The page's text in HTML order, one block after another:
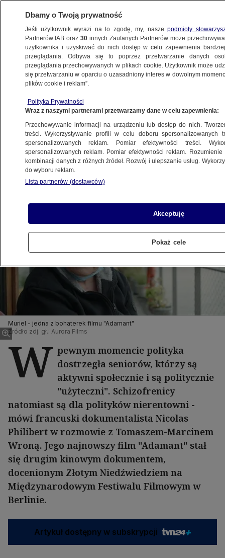
KULTURA I STYL
Partner
"politycznie nierentowne"
Tomasz-Marcin Wrona
7.10.2023, 18:04
Muriel - jedna z bohaterek filmu "Adamant"
Źródło zdj. gł.: Aurora Films
W pewnym momencie polityka
dostrzegła seniorów, którzy są
aktywni społecznie i są politycznie
"użyteczni". Schizofrenicy
natomiast są dla polityków nierentowni -
mówi francuski dokumentalista Nicolas
Philibert w rozmowie z Tomaszem-Marcinem
Wroną. Jego najnowszy film "Adamant" stał
się drugim kinowym dokumentem,
docenionym Złotym Niedźwiedziem na
Międzynarodowym Festiwalu Filmowym w
Berlinie.
Artykuł dostępny w subskrypcji
Dbamy o Twoją prywatność
Jeśli użytkownik wyrazi na to zgodę, my, naszepodmioty
Partnerów IAB oraz30 innych Zaufanych Partnerów może
użytkownika i uzyskiwać do nich dostęp w celu zapewnienia
przeglądania. Odbywa się to poprzez przetwarzanie danych
przeglądania przechowywanych w plikach cookie. Użytkownik może
się przetwarzaniu w oparciu o uzasadniony interes w dowolnym
plików cookie i reklam”.
Polityka Prywatności
Wraz z naszymi partnerami przetwarzamy dane w celu zapewnienia:
Przechowywanie informacji na urządzeniu lub dostęp do nich.
treści. Wykorzystywanie profili w celu doboru spersonalizowanych
spersonalizowanych reklam. Pomiar efektywności treści.
spersonalizowanych reklam. Pomiar efektywności reklam.
kombinacji danych z różnych źródeł. Rozwój i ulepszanie usług.
do wyboru reklam.
Lista partnerów (dostawców)
Akceptuję
Pokaż cele